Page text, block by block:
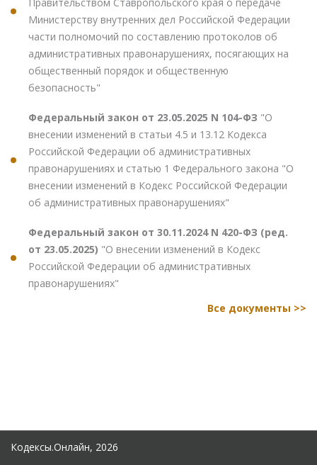
Правительством Ставропольского края о передаче
Министерству внутренних дел Российской Федерации
части полномочий по составлению протоколов об
административных правонарушениях, посягающих на
общественный порядок и общественную
безопасность"
Федеральный закон от 23.05.2025 N 104-ФЗ "О
внесении изменений в статьи 4.5 и 13.12 Кодекса
Российской Федерации об административных
правонарушениях и статью 1 Федерального закона "О
внесении изменений в Кодекс Российской Федерации
об административных правонарушениях"
Федеральный закон от 30.11.2024 N 420-ФЗ (ред.
от 23.05.2025) "О внесении изменений в Кодекс
Российской Федерации об административных
правонарушениях"
Все документы >>
Кодексы.Онлайн, 2026